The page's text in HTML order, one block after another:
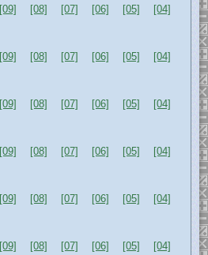
[09] [08] [07] [06] [05]
[04]
[09] [08] [07] [06] [05]
[04]
[09] [08] [07] [06] [05]
[04]
[09] [08] [07] [06] [05]
[04]
[09] [08] [07] [06] [05]
[04]
[09] [08] [07] [06] [05]
[04]